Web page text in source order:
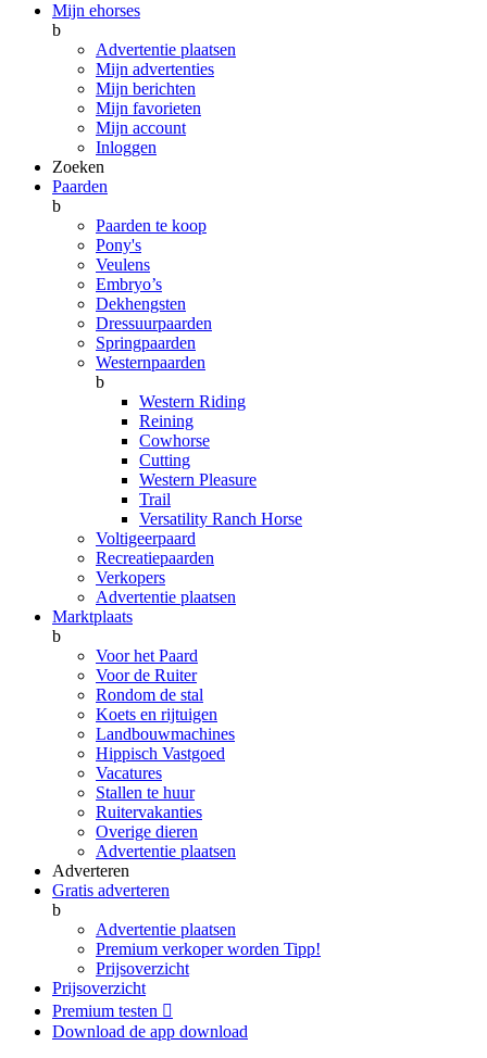
Mijn ehorses
b
Advertentie plaatsen
Mijn advertenties
Mijn berichten
Mijn favorieten
Mijn account
Inloggen
Zoeken
Paarden
b
Paarden te koop
Pony's
Veulens
Embryo’s
Dekhengsten
Dressuurpaarden
Springpaarden
Westernpaarden
b
Western Riding
Reining
Cowhorse
Cutting
Western Pleasure
Trail
Versatility Ranch Horse
Voltigeerpaard
Recreatiepaarden
Verkopers
Advertentie plaatsen
Marktplaats
b
Voor het Paard
Voor de Ruiter
Rondom de stal
Koets en rijtuigen
Landbouwmachines
Hippisch Vastgoed
Vacatures
Stallen te huur
Ruitervakanties
Overige dieren
Advertentie plaatsen
Adverteren
Gratis adverteren
b
Advertentie plaatsen
Premium verkoper worden Tipp!
Prijsoverzicht
Prijsoverzicht
Premium testen 
Download de app download